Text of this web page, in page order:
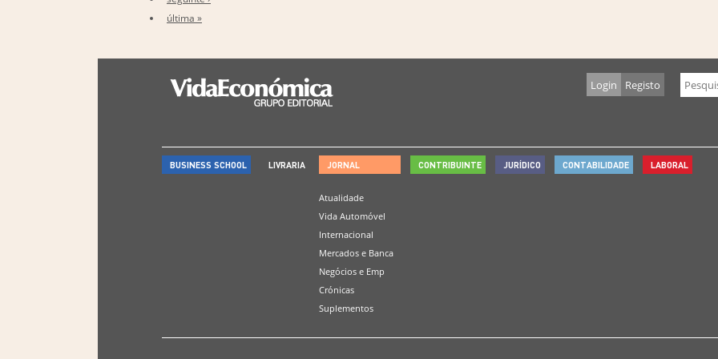
última »
Login Registo
BUSINESS SCHOOL LIVRARIA JORNAL
Atualidade
Vida Automóvel
Internacional
Mercados e Banca
Negócios e Emp
Crónicas
Suplementos
CONTRIBUINTE JURÍDICO CONTABILIDADE LABORAL